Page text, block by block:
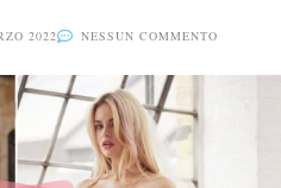
2022 NESSUN COMMENTO